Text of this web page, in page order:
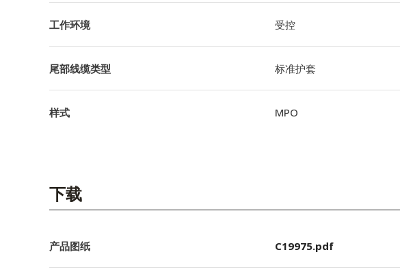
工作环境 受控
尾部线缆类型 标准护套
样式 MPO
下载
产品图纸 C19975.pdf